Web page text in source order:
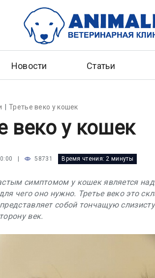
Новости Статьи
Третье веко у кошек
веко у кошек
58731 Время чтения:2 минуты
симптомом у кошек является
чего оно нужно. Третье веко это
собой тончащую
век.